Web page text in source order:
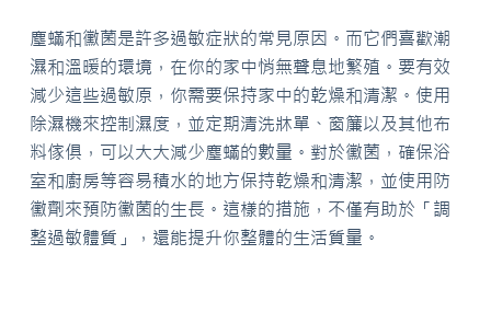
塵蟎和黴菌是許多過敏症狀的常見原因。而它們喜歡潮
濕和溫暖的環境，在你的家中悄無聲息地繁殖。要有效
減少這些過敏原，你需要保持家中的乾燥和清潔。使用
除濕機來控制濕度，並定期清洗牀單、窗簾以及其他布
料傢俱，可以大大減少塵蟎的數量。對於黴菌，確保浴
室和廚房等容易積水的地方保持乾燥和清潔，並使用防
黴劑來預防黴菌的生長。這樣的措施，不僅有助於「調
整過敏體質」，還能提升你整體的生活質量。